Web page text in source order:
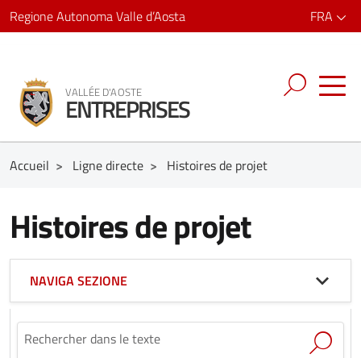
Regione Autonoma Valle d’Aosta FRA
VALLÉE D'AOSTE
ENTREPRISES
Accueil > Ligne directe > Histoires de projet
Histoires de projet
Rechercher dans le texte
NAVIGA SEZIONE